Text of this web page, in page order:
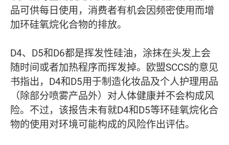
品可供每日使用，消费者有机会因频密使用而增
加环硅氧烷化合物的排放。
D4、D5和D6都是挥发性硅油，涂抹在头发上会
随时间或者加热程序而挥发掉。欧盟SCCS的意见
书指出，D4和D5用于制造化妆品及个人护理用品
（除部分喷雾产品外）对人体健康并不会构成风
险。不过，该报告未有就D4和D5等环硅氧烷化合
物的使用对环境可能构成的风险作出评估。